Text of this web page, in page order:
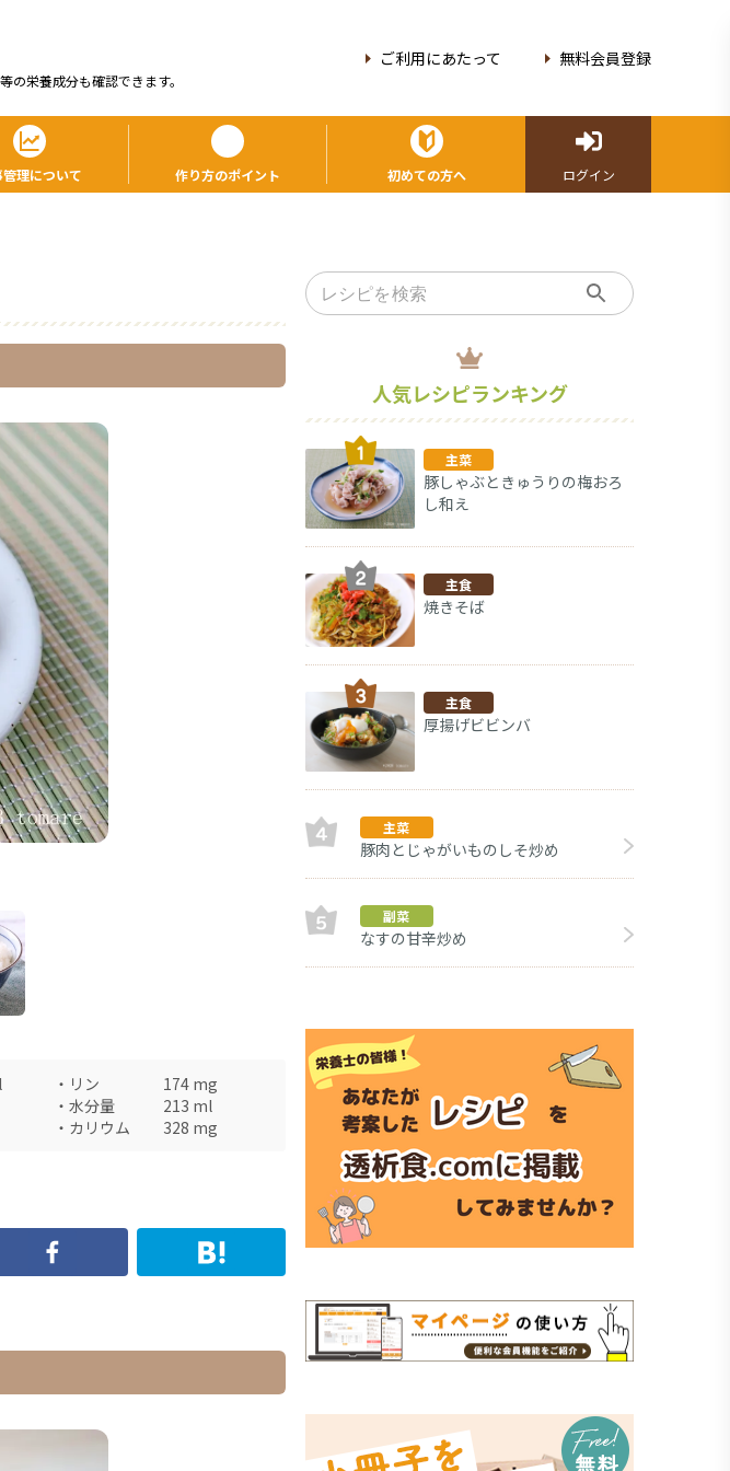
栄養成分も確認できます。
ご利用にあたって 無料会員登録
管理について 作り方のポイント 初めての方へ ログイン
・ リン 174 mg
・ 水分量 213 ml
・ カリウム 328 mg
人気レシピランキング
主菜
豚しゃぶときゅうりの梅おろ
し和え
主食
焼きそば
主食
厚揚げビビンバ
主菜
豚肉とじゃがいものしそ炒め
副菜
なすの甘辛炒め